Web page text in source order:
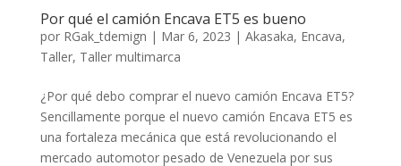
Por qué el camión Encava ET5 es bueno
por RGak_tdemign | Mar 6, 2023 | Akasaka, Encava,
Taller, Taller multimarca
¿Por qué debo comprar el nuevo camión Encava ET5?
Sencillamente porque el nuevo camión Encava ET5 es
una fortaleza mecánica que está revolucionando el
mercado automotor pesado de Venezuela por sus